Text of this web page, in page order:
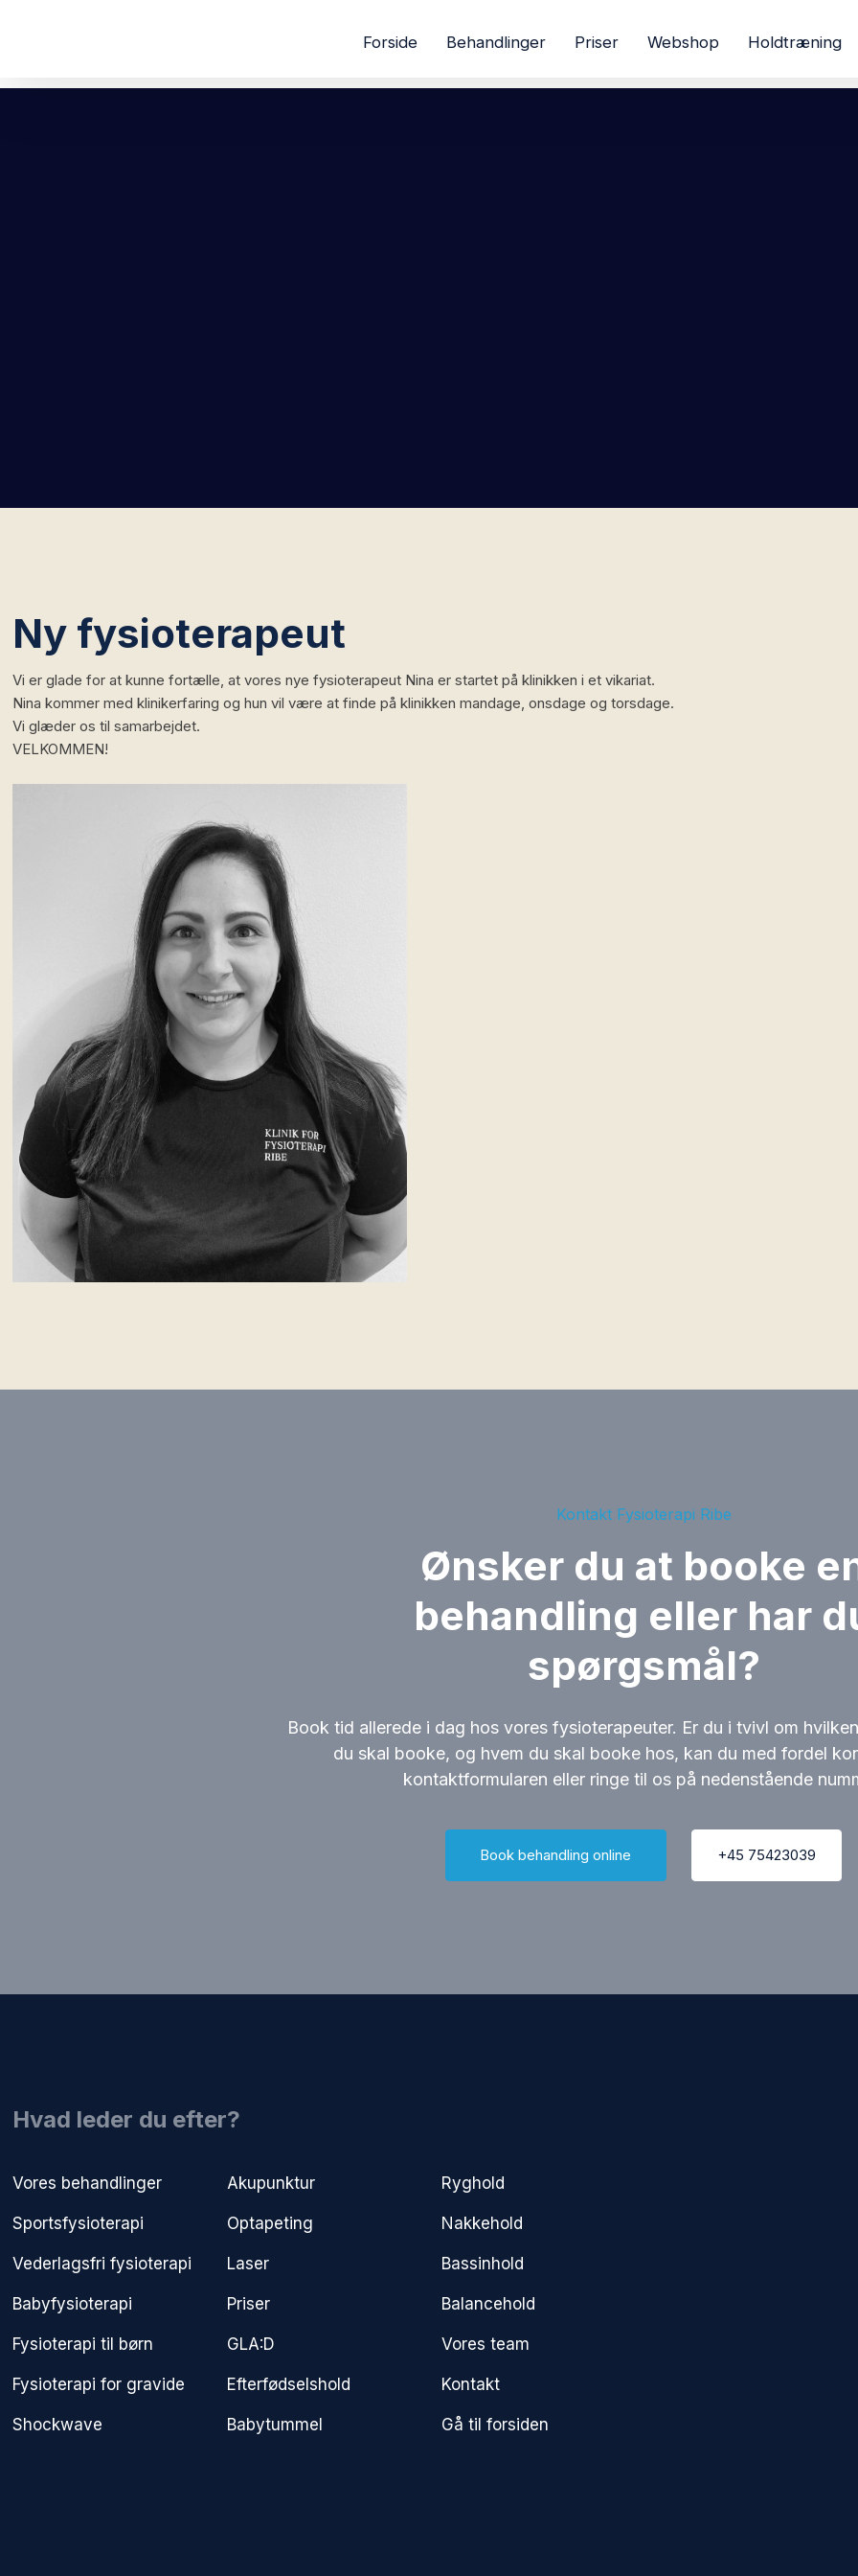
Forside Behandlinger Priser Webshop Holdtræning
Ny fysioterapeut
​Vi er glade for at kunne fortælle, at vores nye fysioterapeut Nina er startet på klinikken i et vikariat.
Nina kommer med klinikerfaring og hun vil være at finde på klinikken mandage, onsdage og torsdage.
Vi glæder os til samarbejdet.
VELKOMMEN!
Kontakt Fysioterapi Ribe
Ønsker du at booke
behandling eller har
spørgsmål?
Book tid allerede i dag hos vores fysioterapeuter. Er du i tvivl om
du skal booke, og hvem du skal booke hos, kan du med fordel
kontaktformularen eller ringe til os på nedenstående
Book behandling online +45 75423039
​Hvad leder du efter?
Vores behandlinger
Sportsfysioterapi
Vederlagsfri fysioterapi​
Babyfysioterapi
Fysioterapi til børn
Fysioterapi for gravide
Shockwave
Akupunktur
Optapeting
Laser
Priser
GLA:D
Efterfødselshold
Babytummel
Ryghold
Nakkehold
Bassinhold
Balancehold
Vores team
Kontakt
Gå til forsiden